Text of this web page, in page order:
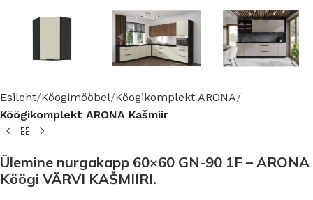
Esileht Köögimööbel Köögikomplekt ARONA
Köögikomplekt ARONA Kašmiir
Ülemine nurgakapp 60×60 GN-90 1F – ARONA
Köögi VÄRVI KAŠMIIRI.